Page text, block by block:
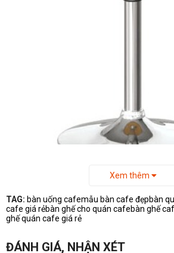
- Thân trụ bàn tròn cao làm bằng sắt mạ
chiều cao.
kính phi 45cm
Xem thêm
TAG: bàn uống cafemẫu bàn cafe đẹpbàn
cafe giá rẻbàn ghế cho quán cafebàn ghế
ghế quán cafe giá rẻ
ĐÁNH GIÁ, NHẬN XÉT